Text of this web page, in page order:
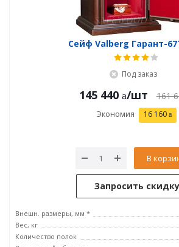
Сейф Valberg Гарант-
Под заказ
145 440 /шт 161
Экономия 16 160
В
Запросить скидку
Внешн. размеры, мм *
Вес, кг
Количество полок